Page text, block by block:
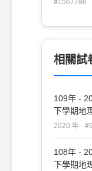
#1567786
相關試
109年 -
下學期地
#96456
2020 年 ·
108年 -
下學期地